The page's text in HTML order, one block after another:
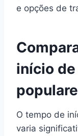
e opções de
início
O tempo de
varia